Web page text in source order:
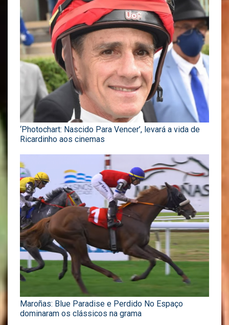
‘Photochart: Nascido Para Vencer’, levará a vida de
Ricardinho aos cinemas
Maroñas: Blue Paradise e Perdido No Espaço
dominaram os clássicos na grama